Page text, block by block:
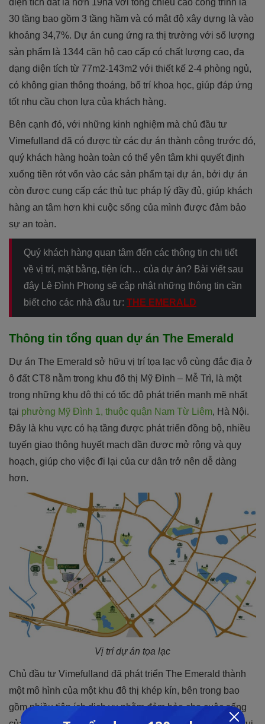
diện tích đất là hơn 19ha với tổng chiều cao công trình là
30 tầng bao gồm 3 tầng hầm và có mật độ xây dựng là vào
khoảng 34,7%. Dự án cung ứng ra thị trường với số lượng
sản phẩm là 1344 căn hộ cao cấp có chất lượng cao, đa
dạng diện tích từ 77m2-143m2 với thiết kế 2-4 phòng ngủ,
có không gian thông thoáng, bố trí khoa học, giúp đáp ứng
tốt nhu cầu chọn lựa của khách hàng.
Bên cạnh đó, với những kinh nghiệm mà chủ đầu tư
Vimefulland đã có được từ các dự án thành công trước đó,
quý khách hàng hoàn toàn có thể yên tâm khi quyết định
xuống tiền rót vốn vào các sản phẩm tại dự án, bởi dự án
còn được cung cấp các thủ tục pháp lý đầy đủ, giúp khách
hàng an tâm hơn khi cuộc sống của mình được đảm bảo
sự an toàn.
Quý khách hàng quan tâm đến các thông tin chi tiết
về vị trí, mặt bằng, tiện ích… của dự án? Bài viết sau
đây Lê Đình Phong sẽ cập nhật những thông tin cần
biết cho các nhà đầu tư: THE EMERALD
Thông tin tổng quan dự án The Emerald
Dự án The Emerald sở hữu vị trí tọa lạc vô cùng đắc địa ở
ô đất CT8 nằm trong khu đô thị Mỹ Đình – Mễ Trì, là một
trong những khu đô thị có tốc độ phát triển mạnh mẽ nhất
tại phường Mỹ Đình 1, thuộc quận Nam Từ Liêm, Hà Nội.
Đây là khu vực có hạ tầng được phát triển đồng bộ, nhiều
tuyến giao thông huyết mạch dần được mở rộng và quy
hoạch, giúp cho việc đi lại của cư dân trở nên dễ dàng
hơn.
Vị trí dự án tọa lạc
Chủ đầu tư Vimefulland đã phát triển The Emerald thành
một mô hình của một khu đô thị khép kín, bên trong bao
gồm nhiều tiện ích dịch vụ nhằm đảm bảo cho cuộc sống